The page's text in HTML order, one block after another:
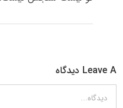
Leave A دیدگاه
دیدگاه